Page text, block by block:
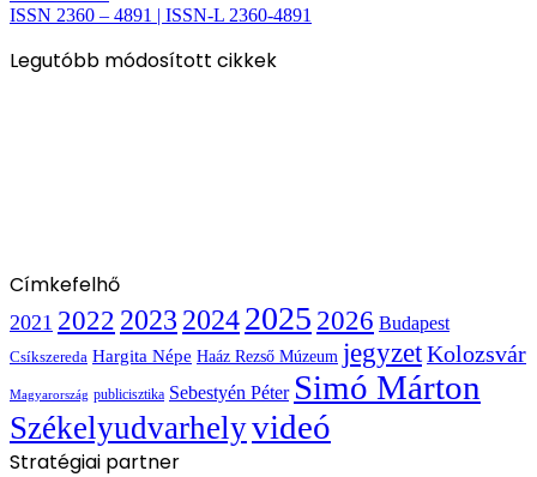
ISSN 2360 – 4891 | ISSN-L 2360-4891
Legutóbb módosított cikkek
Címkefelhő
2021 2022 2023 20242025 2026 Budapest
Csíkszereda Hargita Népe Haáz Rezső Múzeum jegyzetKolozsvár
Magyarország publicisztika Sebestyén Péter Simó Márton
Székelyudvarhelyvideó
Stratégiai partner